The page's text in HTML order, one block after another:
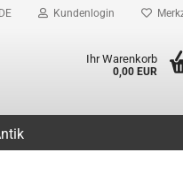
DE Kundenlogin
Ihr Warenkorb
0,00 EUR